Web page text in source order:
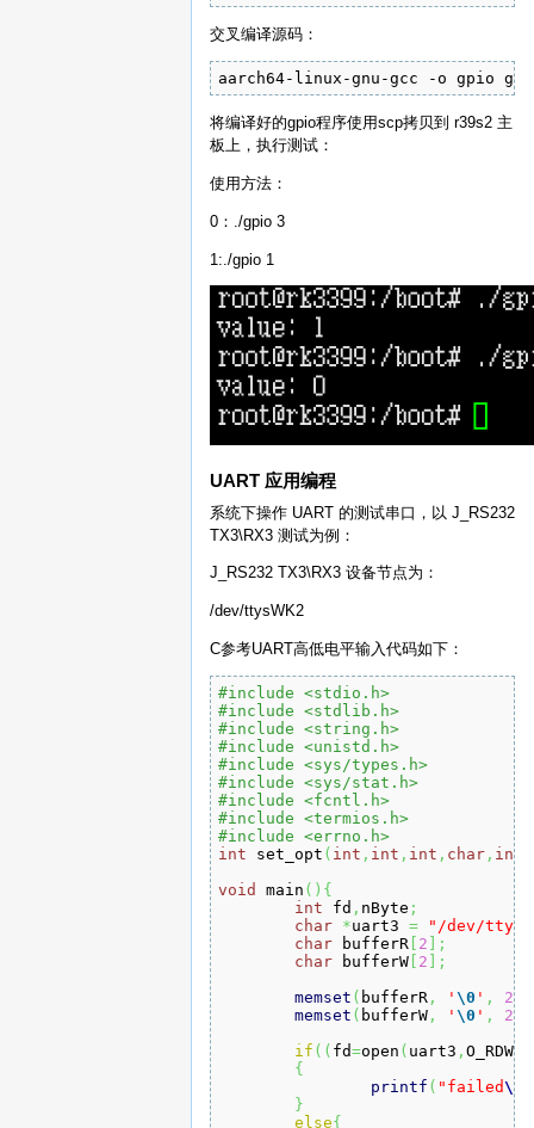
交叉编译源码：
aarch64-linux-gnu-gcc -o gpio
将编译好的gpio程序使用scp拷贝到 r39s2 主
板上，执行测试：
使用方法：
0：./gpio 3
1:./gpio 1
UART 应用编程
系统下操作 UART 的测试串口，以 J_RS232
TX3\RX3 测试为例：
J_RS232 TX3\RX3 设备节点为：
/dev/ttysWK2
C参考UART高低电平输入代码如下：
#include <stdio.h>
#include <stdlib.h>
#include <string.h>
#include <unistd.h>
#include <sys/types.h>
#include <sys/stat.h>
#include <fcntl.h>
#include <termios.h>
#include <errno.h>
int set_opt ( int , int , int , char , int
void
main ( ) {
int fd , nByte ;
char *uart3 =
"/dev/
char bufferR 2
;
char bufferW 2
;
memset ( bufferR , '\0 ' , 2)
memset ( bufferW , '\0 ' , 2)
if ( ( fd=open ( uart3 ,O_RDWR
{
printf ( "failed\n
}
else{